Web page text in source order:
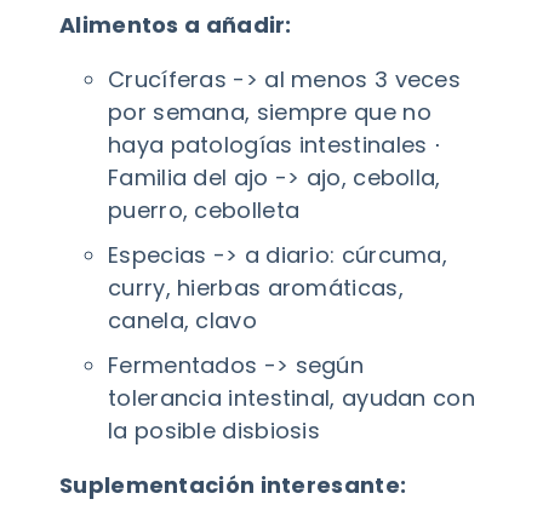
Alimentos a añadir:
Crucíferas -> al menos 3 veces
por semana, siempre que no
haya patologías intestinales ⋅
Familia del ajo -> ajo, cebolla,
puerro, cebolleta
Especias -> a diario: cúrcuma,
curry, hierbas aromáticas,
canela, clavo
Fermentados -> según
tolerancia intestinal, ayudan con
la posible disbiosis
Suplementación interesante: